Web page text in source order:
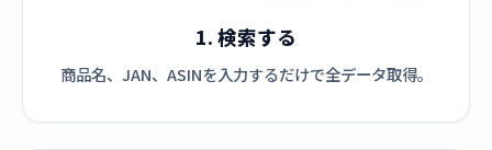
1. 検索する
商品名、JAN、ASINを入力するだけで全データ取得。